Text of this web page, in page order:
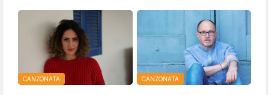
CANZONATA CANZONATA